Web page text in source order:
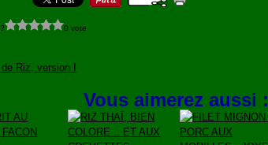
0 vote
Riz, version I
Vous aimerez aussi :